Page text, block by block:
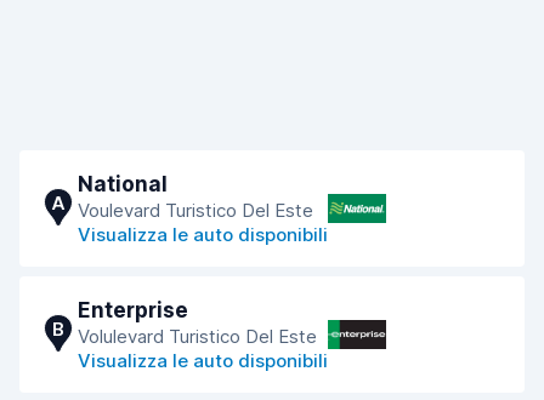
A
National
Voulevard Turistico Del Este
Visualizza le auto disponibili
B
Enterprise
Volulevard Turistico Del Este
Visualizza le auto disponibili